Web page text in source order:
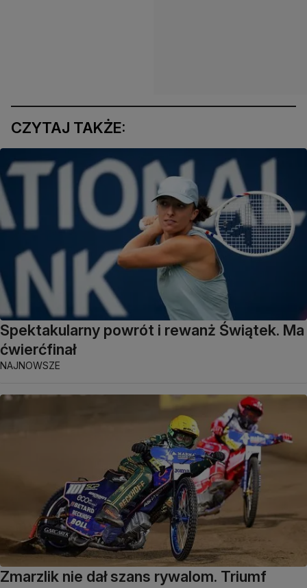
CZYTAJ TAKŻE:
Spektakularny powrót i rewanż Świątek. Ma
ćwierćfinał
NAJNOWSZE
Zmarzlik nie dał szans rywalom. Triumf